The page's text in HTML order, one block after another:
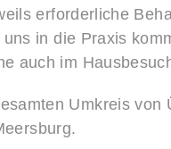
erforderliche
in die Praxis
auch im
Umkreis von